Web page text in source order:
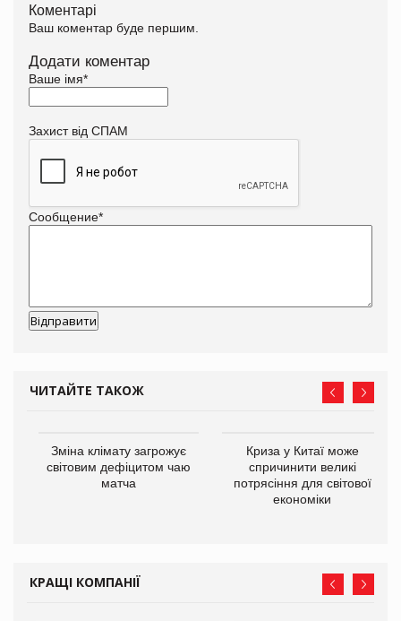
Коментарі
Ваш коментар буде першим.
Додати коментар
Ваше імя*
Захист від СПАМ
Сообщение*
ЧИТАЙТЕ ТАКОЖ
Зміна клімату загрожує
світовим дефіцитом чаю
матча
Криза у Китаї може
спричинити великі
потрясіння для світової
економіки
КРАЩІ КОМПАНІЇ